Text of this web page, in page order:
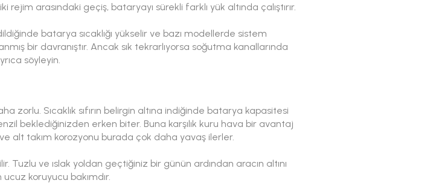
arasındaki geçiş, bataryayı sürekli farklı yük altında çalıştırır.
batarya sıcaklığı yükselir ve bazı modellerde sistem
bir davranıştır. Ancak sık tekrarlıyorsa soğutma kanallarında
söyleyin.
zorlu. Sıcaklık sıfırın belirgin altına indiğinde batarya kapasitesi
beklediğinizden erken biter. Buna karşılık kuru hava bir avantaj
alt takım korozyonu burada çok daha yavaş ilerler.
Tuzlu ve ıslak yoldan geçtiğiniz bir günün ardından aracın altını
koruyucu bakımdır.